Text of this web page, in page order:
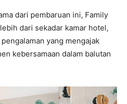
dari pembaruan ini, Family
dari sekadar kamar hotel,
yang mengajak
kebersamaan dalam balutan